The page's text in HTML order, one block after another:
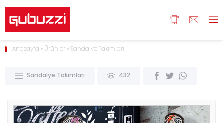
Anasayfa » Ürünler » Sandalye Takımları
Sandalye Takımları 432